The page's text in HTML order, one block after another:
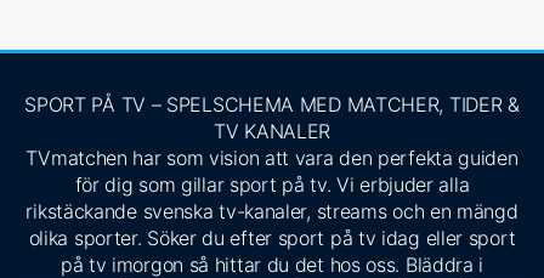
SPORT PÅ TV – SPELSCHEMA MED MATCHER, TIDER &
TV KANALER
TVmatchen har som vision att vara den perfekta guiden
för dig som gillar sport på tv. Vi erbjuder alla
rikstäckande svenska tv-kanaler, streams och en mängd
olika sporter. Söker du efter sport på tv idag eller sport
på tv imorgon så hittar du det hos oss. Bläddra i